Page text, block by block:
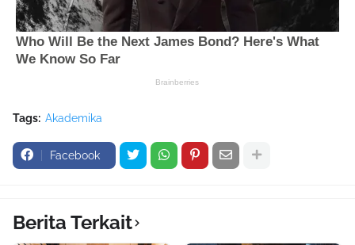
Tags: Akademika
Facebook
Berita Terkait